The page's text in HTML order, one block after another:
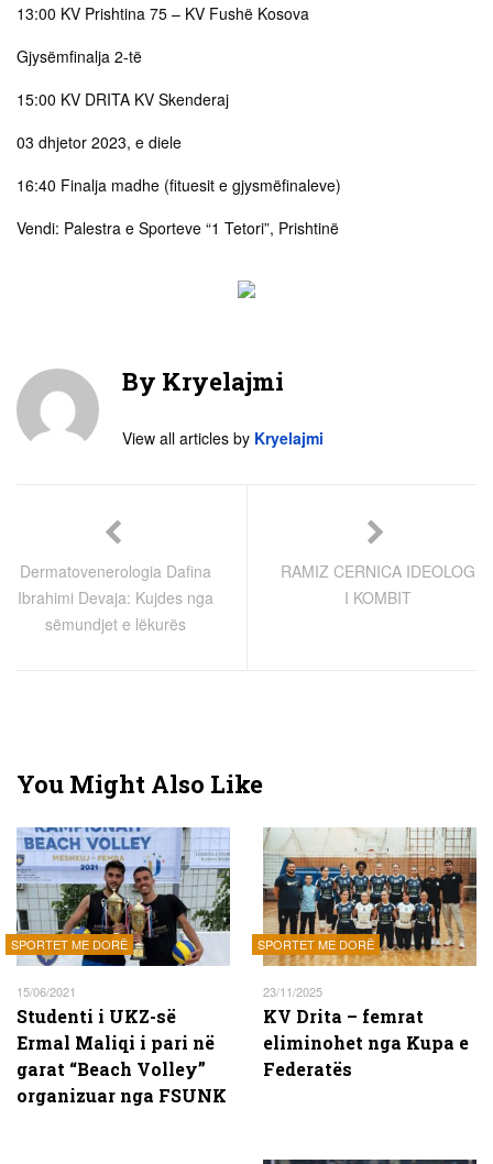
13:00 KV Prishtina 75 – KV Fushë Kosova
Gjysëmfinalja 2-të
15:00 KV DRITA KV Skenderaj
03 dhjetor 2023, e diele
16:40 Finalja madhe (fituesit e gjysmëfinaleve)
Vendi: Palestra e Sporteve “1 Tetori”, Prishtinë
By Kryelajmi
View all articles by Kryelajmi
Dermatovenerologia Dafina
Ibrahimi Devaja: Kujdes nga
sëmundjet e lëkurës
RAMIZ CERNICA IDEOLOG
I KOMBIT
You Might Also Like
SPORTET ME DORË
15/06/2021
Studenti i UKZ-së
Ermal Maliqi i pari në
garat “Beach Volley”
organizuar nga FSUNK
SPORTET ME DORË
23/11/2025
KV Drita – femrat
eliminohet nga Kupa e
Federatës